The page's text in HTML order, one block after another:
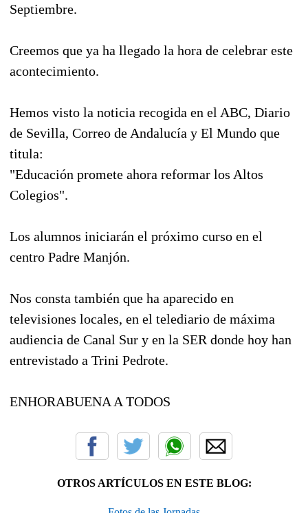
Septiembre.
Creemos que ya ha llegado la hora de celebrar este
acontecimiento.
Hemos visto la noticia recogida en el ABC, Diario
de Sevilla, Correo de Andalucía y El Mundo que
titula:
"Educación promete ahora reformar los Altos
Colegios".
Los alumnos iniciarán el próximo curso en el
centro Padre Manjón.
Nos consta también que ha aparecido en
televisiones locales, en el telediario de máxima
audiencia de Canal Sur y en la SER donde hoy han
entrevistado a Trini Pedrote.
ENHORABUENA A TODOS
OTROS ARTÍCULOS EN ESTE BLOG: